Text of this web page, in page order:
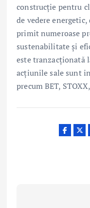
construcție pentru
de vedere
primit numeroase
sustenabilitate și
este tranzacționată
acțiunile sale sunt
precum BET,